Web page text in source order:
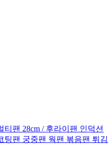
팬 28cm / 후라이팬 인덕션
팅팬 궁중팬 웍팬 볶음팬 튀김